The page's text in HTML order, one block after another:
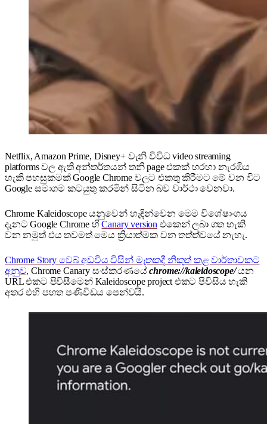
Netflix, Amazon Prime, Disney+ වැනි විවිධ video streaming
platforms වල ඇති අන්තර්තයන් තනි page එකක් හරහා නැරඹිය
හැකි පහසුකමක් Google Chrome වලට එකතු කිරීමට මේ වන විට
Google සමාගම කටයුතු කරමින් සිටින බව වාර්ථා වෙනවා.
Chrome Kaleidoscope යනුවෙන් හැඳින්වෙන මෙම විශේෂාංගය
දැනට Google Chrome හිCanary version එකෙන් ලබා ගත හැකි
වන නමුත් එය තවමත් මෙය ක්‍රියාත්මක වන තත්ත්වයේ නැහැ.
Chrome Story වෙබ් අඩවිය විසින් මෑතකදී නිකුත් කළ වාර්තාවකට
අනුව, Chrome Canary සංස්කරණයේchrome://kaleidoscope/යන
URL එකට පිවිසීමෙන් Kaleidoscope project එකට පිවිසිය හැකි
අතර එහි පහත පණිවිඩය පෙන්වයි.